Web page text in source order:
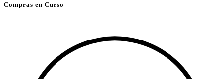
Compras en Curso